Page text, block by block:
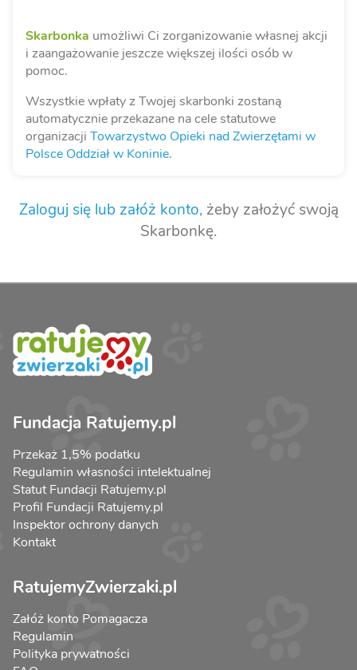
Skarbonka umożliwi Ci zorganizowanie własnej akcji
i zaangażowanie jeszcze większej ilości osób w
pomoc.
Wszystkie wpłaty z Twojej skarbonki zostaną
automatycznie przekazane na cele statutowe
organizacji Towarzystwo Opieki nad Zwierzętami w
Polsce Oddział w Koninie.
Zaloguj się lub załóż konto,żeby założyć swoją
Skarbonkę.
Fundacja Ratujemy.pl
Przekaż 1,5% podatku
Regulamin własności intelektualnej
Statut Fundacji Ratujemy.pl
Profil Fundacji Ratujemy.pl
Inspektor ochrony danych
Kontakt
RatujemyZwierzaki.pl
Załóż konto Pomagacza
Regulamin
Polityka prywatności